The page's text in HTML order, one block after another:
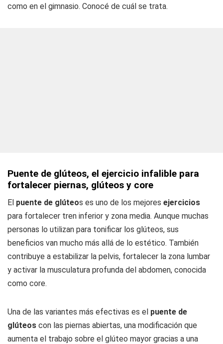
como en el gimnasio. Conocé de cuál se trata.
Puente de glúteos, el ejercicio infalible para
fortalecer piernas, glúteos y core
El puente de glúteos es uno de los mejores ejercicios
para fortalecer tren inferior y zona media. Aunque muchas
personas lo utilizan para tonificar los glúteos, sus
beneficios van mucho más allá de lo estético. También
contribuye a estabilizar la pelvis, fortalecer la zona lumbar
y activar la musculatura profunda del abdomen, conocida
como core.
Una de las variantes más efectivas es el puente de
glúteos con las piernas abiertas, una modificación que
aumenta el trabajo sobre el glúteo mayor gracias a una